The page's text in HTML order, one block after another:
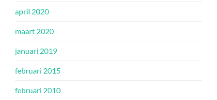
april 2020
maart 2020
januari 2019
februari 2015
februari 2010